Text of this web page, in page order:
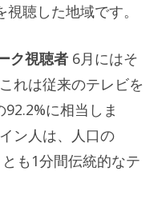
聴した地域です。
ク視聴者 6月にはそ
れは従来のテレビを
に相当しま
ン人は、人口の
も1分間伝統的なテ